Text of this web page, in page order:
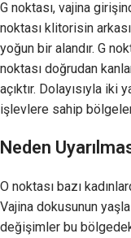
G noktası, vajina
noktası klitorisin
yoğun bir alandır. G
noktası doğrudan
açıktır. Dolayısıyla iki
işlevlere sahip
Neden
O noktası bazı
Vajina dokusunun
değişimler bu